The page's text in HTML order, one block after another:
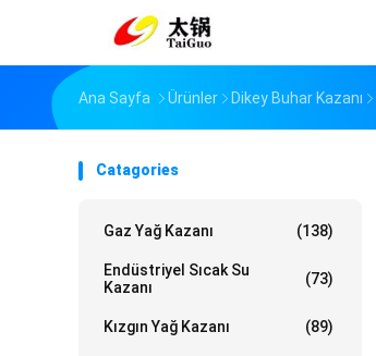
Ana Sayfa Ürünler Dikey Buhar Kazanı
Catagories
Gaz Yağ Kazanı (138)
Endüstriyel Sıcak Su
Kazanı
(73)
Kızgın Yağ Kazanı (89)